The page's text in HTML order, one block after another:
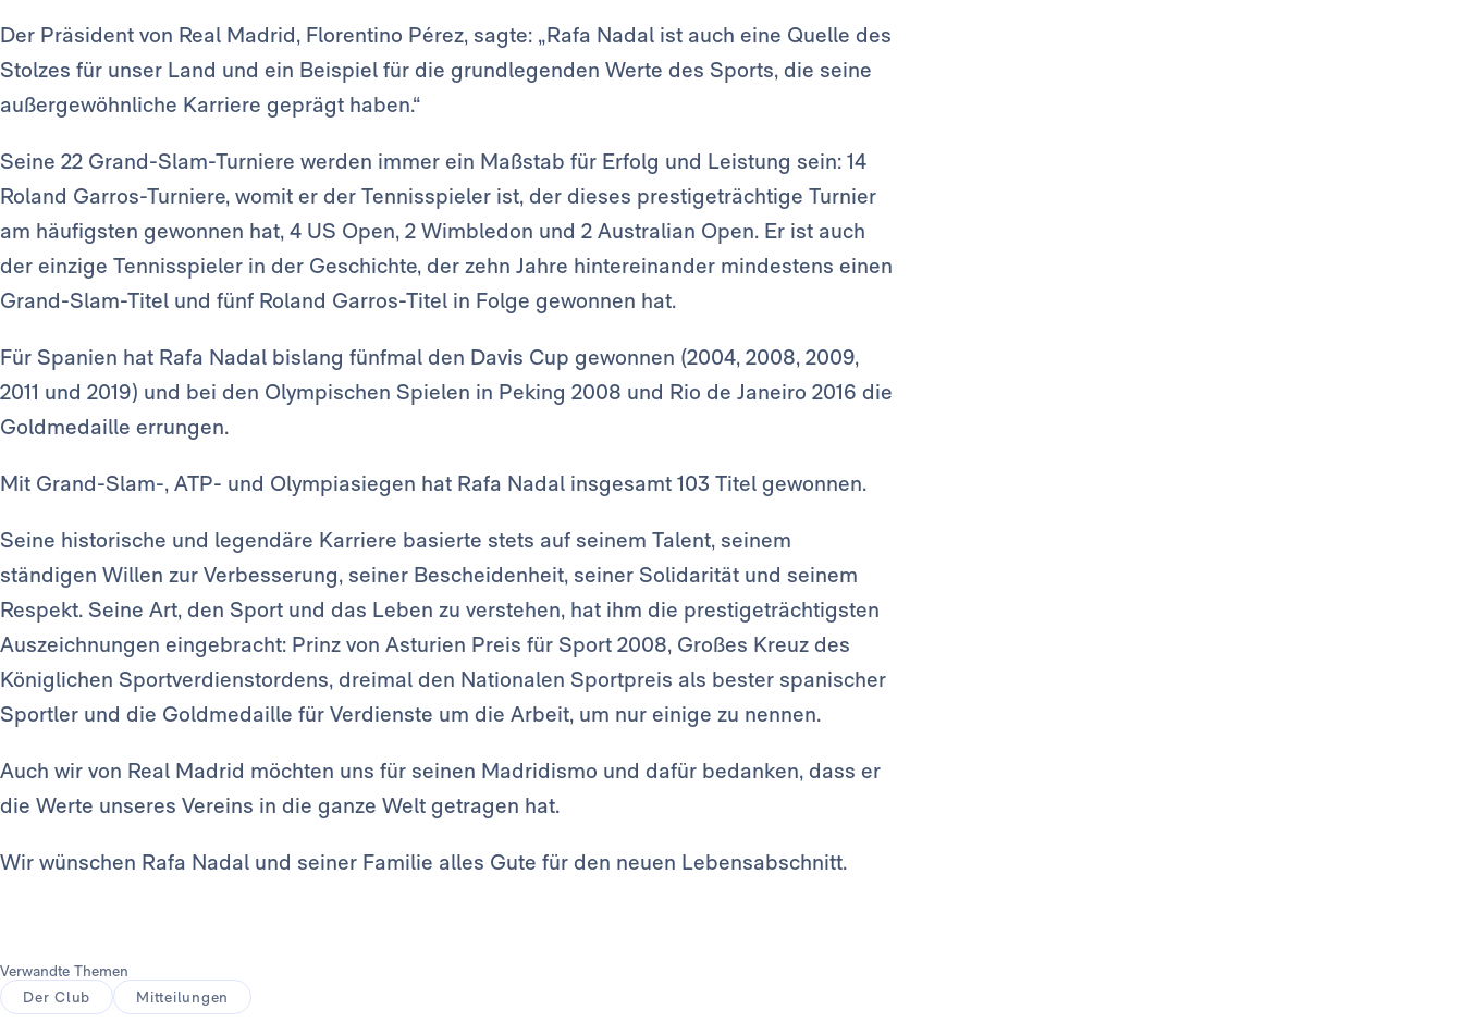
Der Präsident von Real Madrid, Florentino Pérez, sagte: „Rafa Nadal ist auch eine Quelle des
Stolzes für unser Land und ein Beispiel für die grundlegenden Werte des Sports, die seine
außergewöhnliche Karriere geprägt haben.“
Seine 22 Grand-Slam-Turniere werden immer ein Maßstab für Erfolg und Leistung sein: 14
Roland Garros-Turniere, womit er der Tennisspieler ist, der dieses prestigeträchtige Turnier
am häufigsten gewonnen hat, 4 US Open, 2 Wimbledon und 2 Australian Open. Er ist auch
der einzige Tennisspieler in der Geschichte, der zehn Jahre hintereinander mindestens einen
Grand-Slam-Titel und fünf Roland Garros-Titel in Folge gewonnen hat.
Für Spanien hat Rafa Nadal bislang fünfmal den Davis Cup gewonnen (2004, 2008, 2009,
2011 und 2019) und bei den Olympischen Spielen in Peking 2008 und Rio de Janeiro 2016 die
Goldmedaille errungen.
Mit Grand-Slam-, ATP- und Olympiasiegen hat Rafa Nadal insgesamt 103 Titel gewonnen.
Seine historische und legendäre Karriere basierte stets auf seinem Talent, seinem
ständigen Willen zur Verbesserung, seiner Bescheidenheit, seiner Solidarität und seinem
Respekt. Seine Art, den Sport und das Leben zu verstehen, hat ihm die prestigeträchtigsten
Auszeichnungen eingebracht: Prinz von Asturien Preis für Sport 2008, Großes Kreuz des
Königlichen Sportverdienstordens, dreimal den Nationalen Sportpreis als bester spanischer
Sportler und die Goldmedaille für Verdienste um die Arbeit, um nur einige zu nennen.
Auch wir von Real Madrid möchten uns für seinen Madridismo und dafür bedanken, dass er
die Werte unseres Vereins in die ganze Welt getragen hat.
Wir wünschen Rafa Nadal und seiner Familie alles Gute für den neuen Lebensabschnitt.
Verwandte Themen
Der Club
Mitteilungen